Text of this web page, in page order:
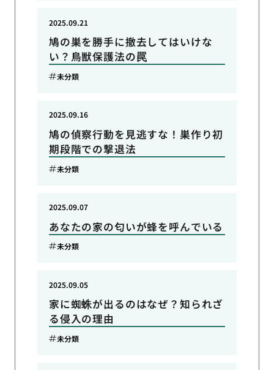
鳩の巣を勝手に撤去してはいけな
い？鳥獣保護法の罠
2025.09.21
未分類
鳩の偵察行動を見逃すな！巣作り初
期段階での撃退法
2025.09.16
未分類
あなたの家の匂いが蜂を呼んでいる
2025.09.07
未分類
家に蜘蛛が出るのはなぜ？知られざ
る侵入の理由
2025.09.05
未分類